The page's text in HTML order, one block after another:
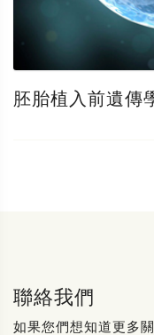
胚胎植入前遺傳
聯絡我們
如果您們想知道更多